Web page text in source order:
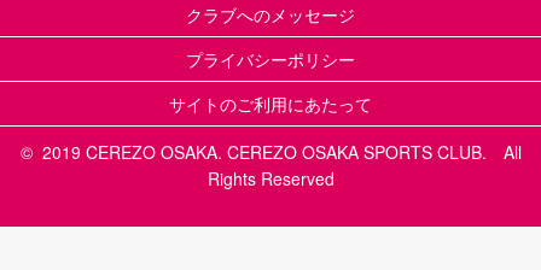
クラブへのメッセージ
プライバシーポリシー
サイトのご利用にあたって
© 2019 CEREZO OSAKA. CEREZO OSAKA SPORTS CLUB. All
Rights Reserved